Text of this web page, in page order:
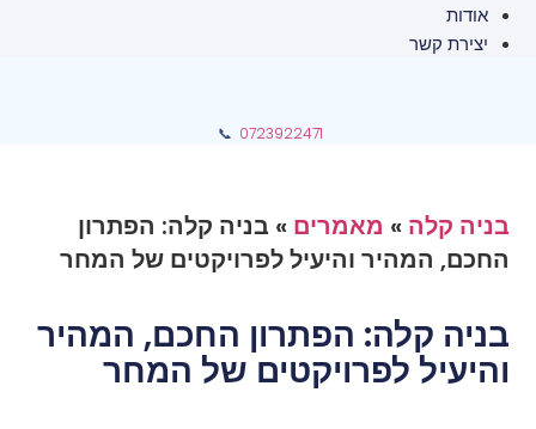
אודות
יצירת קשר
0723922471
📞
בניה קלה» מאמרים» בניה קלה: הפתרון
החכם, המהיר והיעיל לפרויקטים של המחר
בניה קלה: הפתרון החכם, המהיר
והיעיל לפרויקטים של המחר